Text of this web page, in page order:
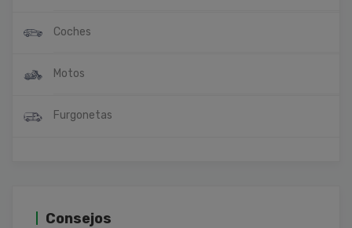
Coches
Motos
Furgonetas
Consejos